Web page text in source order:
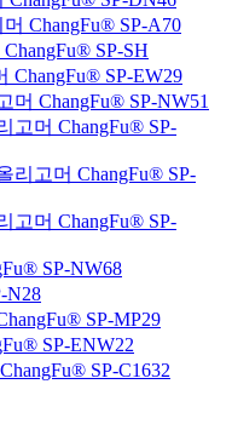
ChangFu® SP-A70
SP-SH
ChangFu® SP-EW29
ChangFu® SP-NW51
고머 ChangFu® SP-
리고머 ChangFu® SP-
고머 ChangFu® SP-
SP-NW68
N28
SP-MP29
SP-ENW22
SP-C1632